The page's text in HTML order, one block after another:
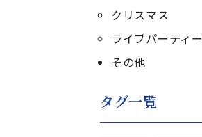
クリスマス
ライブパーティー
その他
タグ一覧